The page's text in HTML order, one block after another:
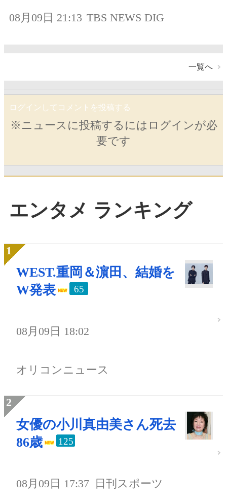
08月09日 21:13 TBS NEWS DIG
一覧へ
ログインしてコメントを投稿する
※ニュースに投稿するにはログインが必
要です
エンタメ ランキング
WEST.重岡＆濵田、結婚を
W発表
65
08月09日 18:02
オリコンニュース
女優の小川真由美さん死去
86歳
125
08月09日 17:37 日刊スポーツ